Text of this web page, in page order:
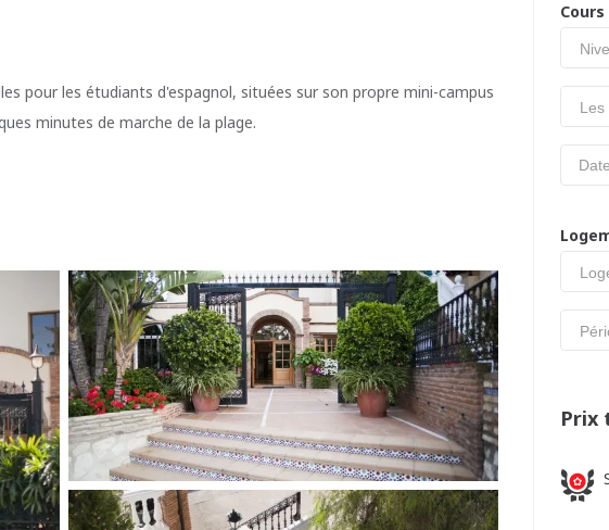
pour les étudiants d'espagnol, situées sur son propre mini-campus
minutes de marche de la plage.
Cours
Les
Prix